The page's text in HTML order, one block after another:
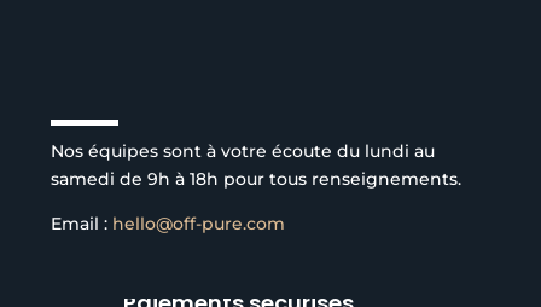
Nos équipes sont à votre écoute du lundi au
samedi de 9h à 18h pour tous renseignements.
Email : hello@off-pure.com